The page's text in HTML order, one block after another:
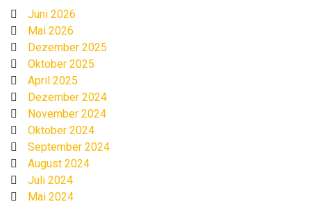
Juni 2026
Mai 2026
Dezember 2025
Oktober 2025
April 2025
Dezember 2024
November 2024
Oktober 2024
September 2024
August 2024
Juli 2024
Mai 2024